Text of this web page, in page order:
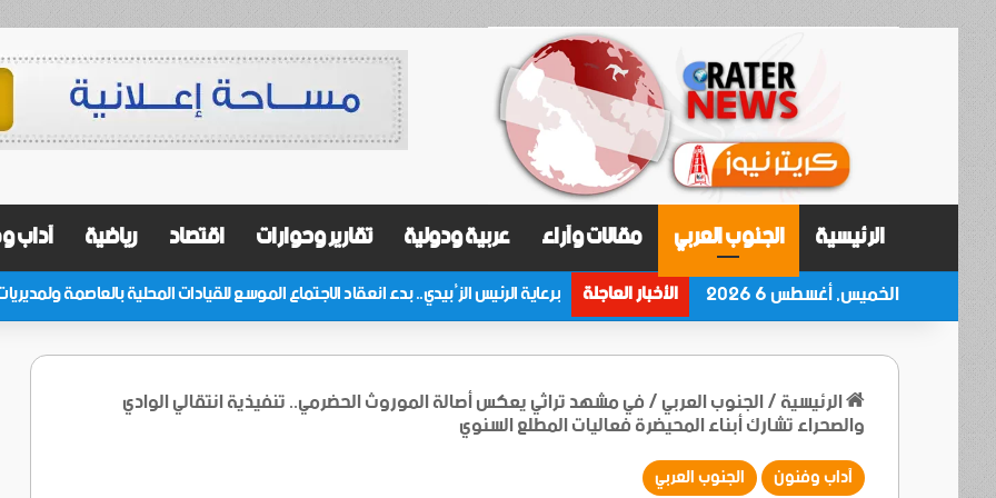
الرئيسية الجنوب العربي مقالات وآراء عربية ودولية تقارير وحوارات اقتصاد رياضية آداب
الخميس, أغسطس 6 2026 الأخبار العاجلة
الرئيسية/الجنوب العربي/في مشهد تراثي يعكس أصالة الموروث الحضرمي.. تنفيذية انتقالي الواديوالصحراء تشارك أبناء المحيضرة فعاليات المطلع السنوي
آداب وفنون الجنوب العربي